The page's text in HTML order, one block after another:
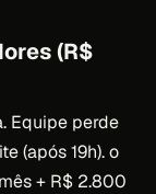
(R$
Equipe perde
(após 19h). o
+ R$ 2.800